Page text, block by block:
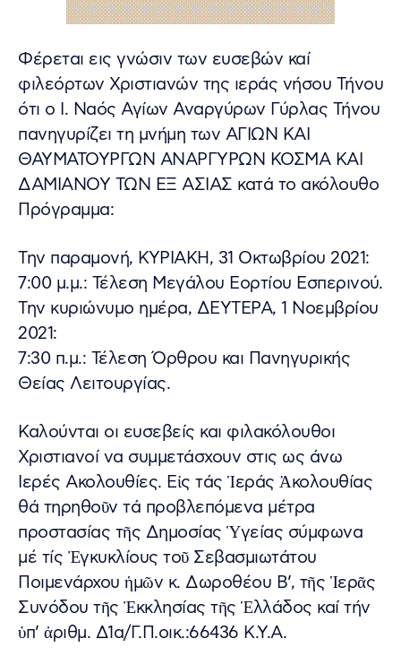
Φέρεται εις γνώσιν των ευσεβών καί
φιλεόρτων Χριστιανών της ιεράς νήσου Τήνου
ότι ο Ι. Ναός Αγίων Αναργύρων Γύρλας Τήνου
πανηγυρίζει τη μνήμη των ΑΓΙΩΝ ΚΑΙ
ΘΑΥΜΑΤΟΥΡΓΩΝ ΑΝΑΡΓΥΡΩΝ ΚΟΣΜΑ ΚΑΙ
ΔΑΜΙΑΝΟΥ ΤΩΝ ΕΞ ΑΣΙΑΣ κατά το ακόλουθο
Πρόγραμμα:
Την παραμονή, ΚΥΡΙΑΚΗ, 31 Οκτωβρίου 2021:
7:00 μ.μ.: Τέλεση Μεγάλου Εορτίου Εσπερινού.
Την κυριώνυμο ημέρα, ΔΕΥΤΕΡΑ, 1 Νοεμβρίου
2021:
7:30 π.μ.: Τέλεση Όρθρου και Πανηγυρικής
Θείας Λειτουργίας.
Καλούνται οι ευσεβείς και φιλακόλουθοι
Χριστιανοί να συμμετάσχουν στις ως άνω
Ιερές Ακολουθίες. Εἰς τάς Ἱεράς Ἀκολουθίας
θά τηρηθοῦν τά προβλεπόμενα μέτρα
προστασίας τῆς Δημοσίας Ὑγείας σύμφωνα
μέ τίς Ἐγκυκλίους τοῦ Σεβασμιωτάτου
Ποιμενάρχου ἡμῶν κ. Δωροθέου Β’, τῆς Ἱερᾶς
Συνόδου τῆς Ἐκκλησίας τῆς Ἑλλάδος καί τήν
ὑπ’ ἀριθμ. Δ1α/Γ.Π.οικ.:66436 Κ.Υ.Α.